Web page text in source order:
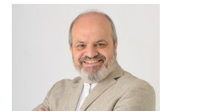
*
Guarda mi nombre, correo electrónico y web en
este navegador para la próxima vez que
comente.